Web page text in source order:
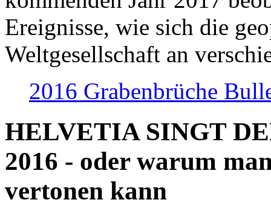
Ereignisse, wie sich die
Weltgesellschaft an
2016 Grabenbrüche
HELVETIA SINGT
2016 - oder warum
vertonen kann